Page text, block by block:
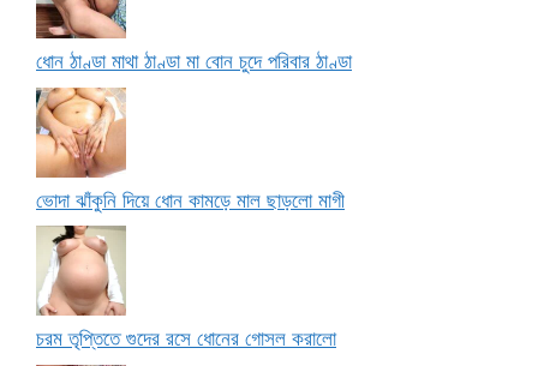
ধোন ঠাণ্ডা মাথা ঠাণ্ডা মা বোন চুদে পরিবার ঠাণ্ডা
ভোদা ঝাঁকুনি দিয়ে ধোন কামড়ে মাল ছাড়লো মাগী
চরম তৃপ্তিতে গুদের রসে ধোনের গোসল করালো